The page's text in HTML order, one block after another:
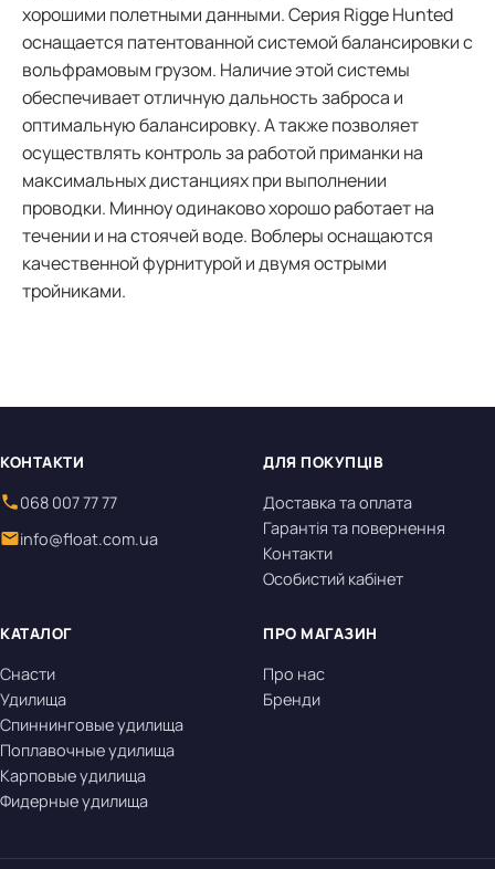
хорошими полетными данными. Серия Rigge Hunted
оснащается патентованной системой балансировки с
вольфрамовым грузом. Наличие этой системы
обеспечивает отличную дальность заброса и
оптимальную балансировку. А также позволяет
осуществлять контроль за работой приманки на
максимальных дистанциях при выполнении
проводки. Минноу одинаково хорошо работает на
течении и на стоячей воде. Воблеры оснащаются
качественной фурнитурой и двумя острыми
тройниками.
КОНТАКТИ
068 007 77 77
info@float.com.ua
ДЛЯ ПОКУПЦІВ
Доставка та оплата
Гарантія та повернення
Контакти
Особистий кабінет
КАТАЛОГ
Снасти
Удилища
Спиннинговые удилища
Поплавочные удилища
Карповые удилища
Фидерные удилища
ПРО МАГАЗИН
Про нас
Бренди